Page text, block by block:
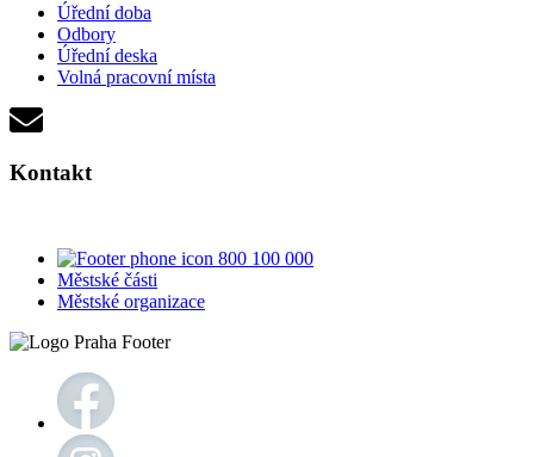
Úřední doba
Odbory
Úřední deska
Volná pracovní místa
Kontakt
800 100 000
Městské části
Městské organizace